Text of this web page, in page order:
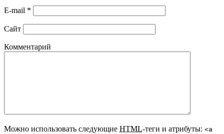
E-mail *
Сайт
Комментарий
Можно использовать следующие HTML-теги и атрибуты: <a